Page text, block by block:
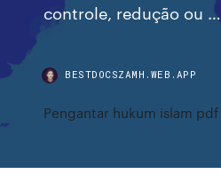
controle, redução ou …
BESTDOCSZAMH.WEB.APP
Pengantar hukum islam pdf